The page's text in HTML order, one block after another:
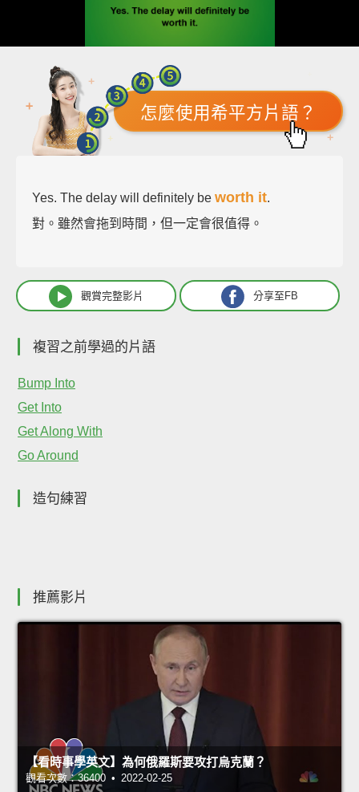
怎麼使用希平方片語？
Yes. The delay will definitely be worth it.
對。雖然會拖到時間，但一定會很值得。
觀賞完整影片 分享至FB
複習之前學過的片語
Bump Into
Get Into
Get Along With
Go Around
造句練習
推薦影片
【看時事學英文】為何俄羅斯要攻打烏克蘭？
觀看次數：36400 • 2022-02-25